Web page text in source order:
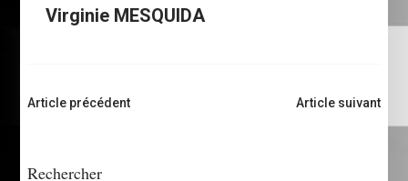
Virginie MESQUIDA
Navigation
Article précédent Article suivant
Rechercher